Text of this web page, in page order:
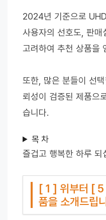
2024년 기준으로
사용자의 선호도, 판매
고려하여 추천 상품을
또한, 많은 분들이 선
뢰성이 검증된 제품으
습니다.
목 차
즐겁고 행복한 하루 되
[ 1 ] 위부터 [ 5
품을 소개드립